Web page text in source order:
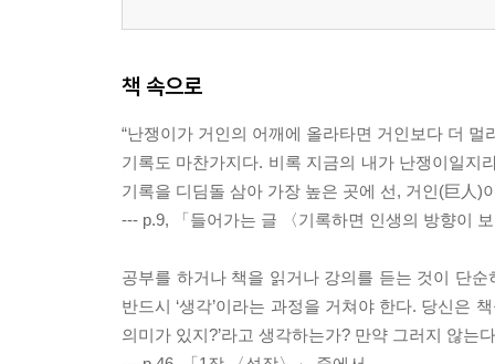
책 속으로
“난쟁이가 거인의 어깨에 올라타면 거인보다 더 멀
기록도 마찬가지다. 비록 지금의 내가 난쟁이일지
기록을 디딤돌 삼아 가장 높은 곳에 선, 거인(巨人)
--- p.9, 「들어가는 글 〈기록하면 인생의 방향이
공부를 하거나 책을 읽거나 강의를 듣는 것이 단
반드시 ‘생각’이라는 과정을 거쳐야 한다. 당신은
의미가 있지?’라고 생각하는가? 만약 그러지 않는